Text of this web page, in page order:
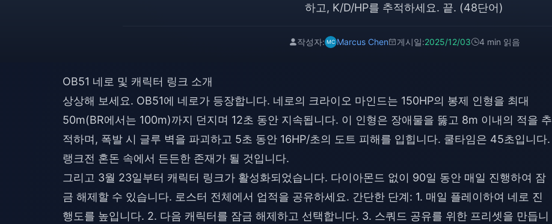
하고, K/D/HP를 추적하세요. 끝. (48단어)
작성자: Marcus Chen 게시일:2025/12/03 4 min 읽음
OB51 네로 및 캐릭터 링크 소개
상상해 보세요. OB51에 네로가 등장합니다. 네로의 크라이오 마인드는 150HP의 봉제 인형을 최대
50m(BR에서는 100m)까지 던지며 12초 동안 지속됩니다. 이 인형은 장애물을 뚫고 8m 이내의 적을 추
적하며, 폭발 시 글루 벽을 파괴하고 5초 동안 16HP/초의 도트 피해를 입힙니다. 쿨타임은 45초입니다.
랭크전 혼돈 속에서 든든한 존재가 될 것입니다.
그리고 3월 23일부터 캐릭터 링크가 활성화되었습니다. 다이아몬드 없이 90일 동안 매일 진행하여 잠
금 해제할 수 있습니다. 로스터 전체에서 업적을 공유하세요. 간단한 단계: 1. 매일 플레이하여 네로 진
행도를 높입니다. 2. 다음 캐릭터를 잠금 해제하고 선택합니다. 3. 스쿼드 공유를 위한 프리셋을 만듭니